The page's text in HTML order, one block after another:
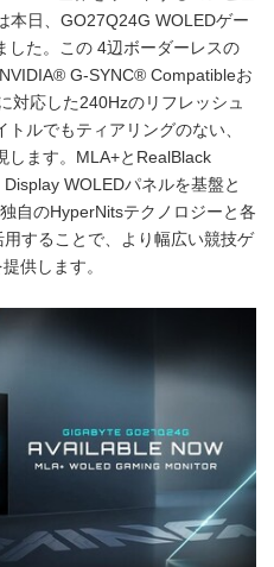
本日、GO27Q24G WOLEDゲー
した。この 4辺ボーダーレスの
G-SYNC® Compatibleお
応した240Hzのリフレッシュ
ルでもティアリングのない、
します。MLA+とRealBlack
WOLEDパネルを基盤と
自のHyperNitsテクノロジーと各
することで、より幅広い競技ゲ
供します。